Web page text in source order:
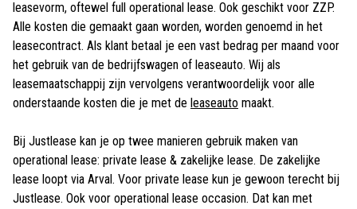
leasevorm, oftewel full operational lease. Ook geschikt voor ZZP.
Alle kosten die gemaakt gaan worden, worden genoemd in het
leasecontract. Als klant betaal je een vast bedrag per maand voor
het gebruik van de bedrijfswagen of leaseauto. Wij als
leasemaatschappij zijn vervolgens verantwoordelijk voor alle
onderstaande kosten die je met de leaseauto maakt.
Bij Justlease kan je op twee manieren gebruik maken van
operational lease: private lease & zakelijke lease. De zakelijke
lease loopt via Arval. Voor private lease kun je gewoon terecht bij
Justlease. Ook voor operational lease occasion. Dat kan met